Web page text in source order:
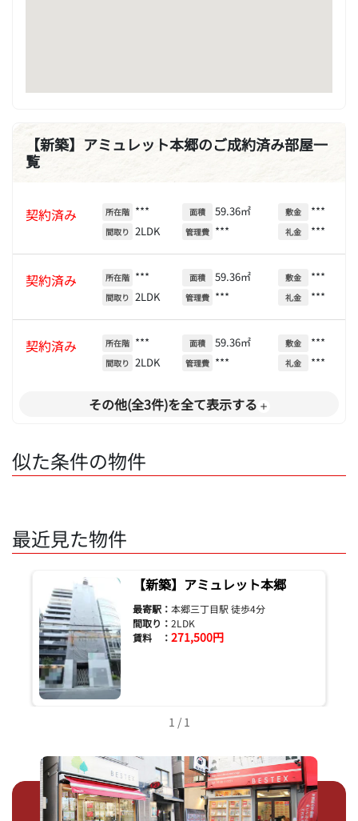
【新築】アミュレット本郷のご成約済み部屋一
覧
契約済み 所在階 ***
間取り 2LDK
面積 59.36㎡
管理費 ***
敷金 ***
礼金 ***
契約済み 所在階 ***
間取り 2LDK
面積 59.36㎡
管理費 ***
敷金 ***
礼金 ***
契約済み 所在階 ***
間取り 2LDK
面積 59.36㎡
管理費 ***
敷金 ***
礼金 ***
その他(全3件)を全て表示する
似た条件の物件
最近見た物件
【新築】アミュレット本郷
最寄駅： 本郷三丁目駅 徒歩4分
間取り： 2LDK
賃料 ： 271,500円
1 / 1